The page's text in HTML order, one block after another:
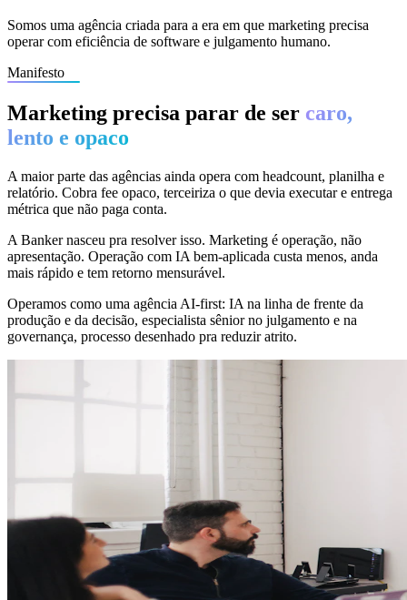
Somos uma agência criada para a era em que marketing precisa
operar com eficiência de software e julgamento humano.
Manifesto
Marketing precisa parar de ser caro,
lento e opaco
A maior parte das agências ainda opera com headcount, planilha e
relatório. Cobra fee opaco, terceiriza o que devia executar e entrega
métrica que não paga conta.
A Banker nasceu pra resolver isso. Marketing é operação, não
apresentação. Operação com IA bem-aplicada custa menos, anda
mais rápido e tem retorno mensurável.
Operamos como uma agência AI-first: IA na linha de frente da
produção e da decisão, especialista sênior no julgamento e na
governança, processo desenhado pra reduzir atrito.